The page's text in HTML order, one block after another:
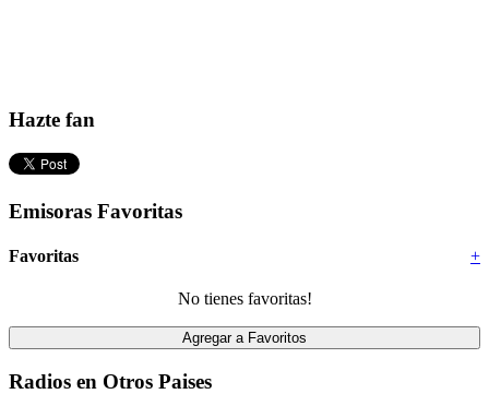
Hazte fan
Emisoras Favoritas
+
Favoritas
No tienes favoritas!
Radios en Otros Paises